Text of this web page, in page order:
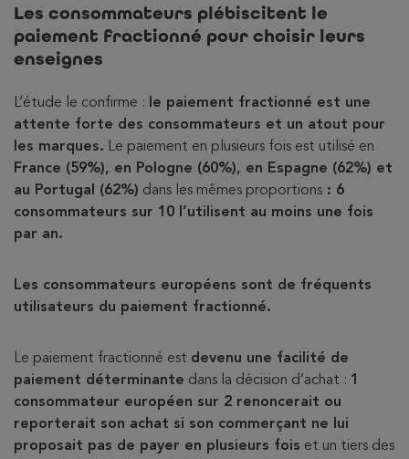
Les consommateurs plébiscitent le
paiement fractionné pour choisir leurs
enseignes
L’étude le confirme :
le paiement fractionné est une
attente forte des consommateurs et un atout pour
les marques. Le paiement en plusieurs fois est utilisé en
France (59%), en Pologne (60%), en Espagne (62%) et
au Portugal (62%) dans les mêmes proportions : 6
consommateurs sur 10 l’utilisent au moins une fois
par an.
Les consommateurs européens sont de fréquents
utilisateurs du paiement fractionné.
Le paiement fractionné est devenu une facilité de
paiement déterminante dans la décision d’achat : 1
consommateur européen sur 2 renoncerait ou
reporterait son achat si son commerçant ne lui
proposait pas de payer en plusieurs fois et un tiers des